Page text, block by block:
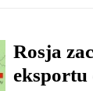
Rosja
eksportu